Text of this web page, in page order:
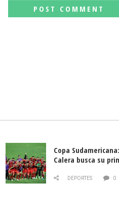
Copa
Calera busca su
DEPORTES 0